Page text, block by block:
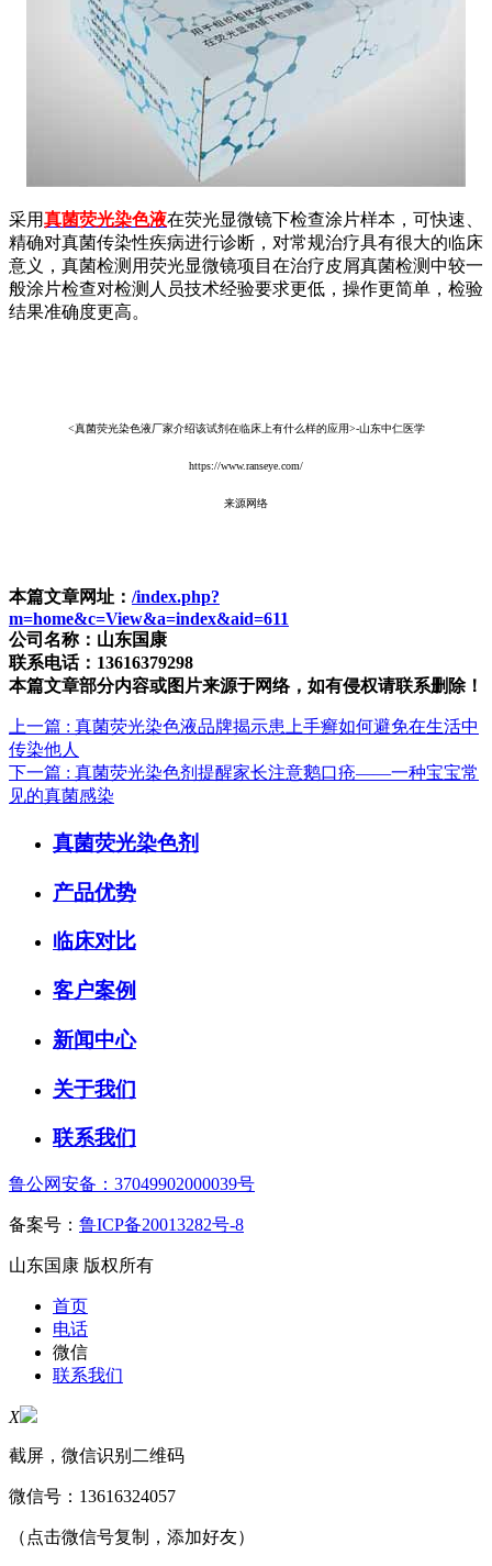
采用真菌荧光染色液在荧光显微镜下检查涂片样本，可快速、
精确对真菌传染性疾病进行诊断，对常规治疗具有很大的临床
意义，真菌检测用荧光显微镜项目在治疗皮屑真菌检测中较一
般涂片检查对检测人员技术经验要求更低，操作更简单，检验
结果准确度更高。
<真菌荧光染色液厂家介绍该试剂在临床上有什么样的应用>-山东中仁医学
https://www.ranseye.com/
来源网络
本篇文章网址： /index.php?
m=home&c=View&a=index&aid=611
公司名称：山东国康
联系电话：13616379298
本篇文章部分内容或图片来源于网络，如有侵权请联系删除！
上一篇 : 真菌荧光染色液品牌揭示患上手癣如何避免在生活中
传染他人
下一篇 : 真菌荧光染色剂提醒家长注意鹅口疮——一种宝宝常
见的真菌感染
真菌荧光染色剂
产品优势
临床对比
客户案例
新闻中心
关于我们
联系我们
鲁公网安备：37049902000039号
备案号： 鲁ICP备20013282号-8
山东国康 版权所有
首页
电话
微信
联系我们
X
截屏，微信识别二维码
微信号： 13616324057
（点击微信号复制，添加好友）